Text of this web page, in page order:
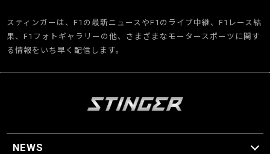
スティンガーは、F1の最新ニュースやF1のライブ中継、F1レース結
果、F1フォトギャラリーの他、さまざまなモータースポーツに関す
る情報をいち早く配信します。
NEWS